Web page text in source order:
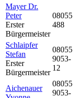
Mayer Dr.
Peter
Erster
Bürgermeister
08055
488
Schlaipfer
Stefan
Erster
Bürgermeister
08055
9053-
12
Aichenauer
08055
9053-